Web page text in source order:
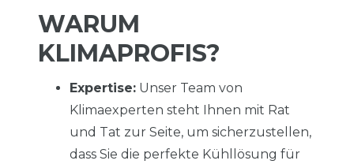
WARUM
KLIMAPROFIS?
Expertise: Unser Team von
Klimaexperten steht Ihnen mit Rat
und Tat zur Seite, um sicherzustellen,
dass Sie die perfekte Kühllösung für